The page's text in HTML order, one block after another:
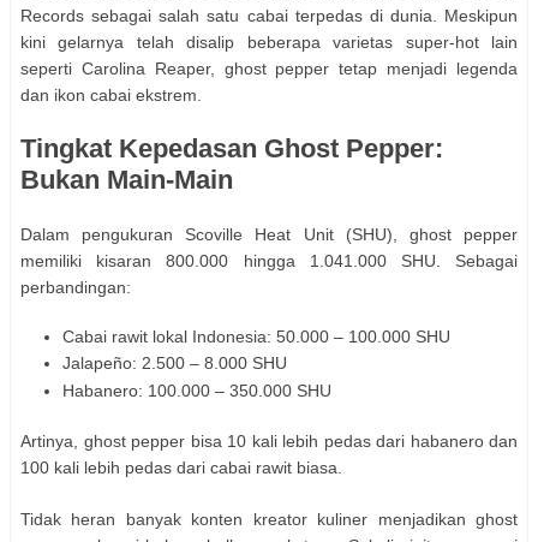
Records sebagai salah satu cabai terpedas di dunia. Meskipun
kini gelarnya telah disalip beberapa varietas super-hot lain
seperti Carolina Reaper, ghost pepper tetap menjadi legenda
dan ikon cabai ekstrem.
Tingkat Kepedasan Ghost Pepper:
Bukan Main-Main
Dalam pengukuran Scoville Heat Unit (SHU), ghost pepper
memiliki kisaran 800.000 hingga 1.041.000 SHU. Sebagai
perbandingan:
Cabai rawit lokal Indonesia: 50.000 – 100.000 SHU
Jalapeño: 2.500 – 8.000 SHU
Habanero: 100.000 – 350.000 SHU
Artinya, ghost pepper bisa 10 kali lebih pedas dari habanero dan
100 kali lebih pedas dari cabai rawit biasa.
Tidak heran banyak konten kreator kuliner menjadikan ghost